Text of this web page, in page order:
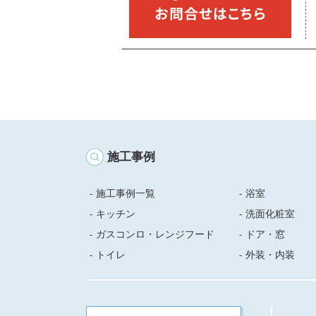
施工事例
施工事例一覧
キッチン
ガスコンロ・レンジフード
トイレ
浴室
洗面化粧室
ドア・窓
外装・内装